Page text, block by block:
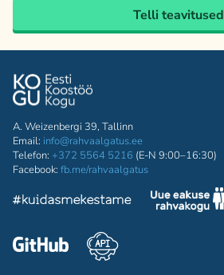
Telli teavitused
A. Weizenbergi 39, Tallinn
Email: info@rahvaalgatus.ee
Telefon: +372 5564 5216 (E-N 9:00–16:30)
Facebook: fb.me/rahvaalgatus